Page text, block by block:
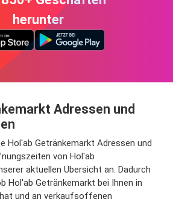
herunter
Adressen und
Hol'ab Getränkemarkt Adressen und
von Hol'ab
aktuellen Übersicht an. Dadurch
Hol'ab Getränkemarkt bei Ihnen in
und an verkaufsoffenen